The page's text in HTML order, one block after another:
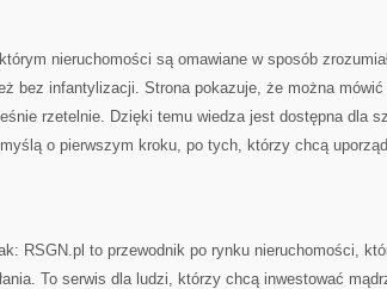
nieruchomości są omawiane w sposób
bez infantylizacji. Strona pokazuje, że można mówić
rzetelnie. Dzięki temu wiedza jest dostępna dla
o pierwszym kroku, po tych, którzy chcą
RSGN.pl to przewodnik po rynku nieruchomości,
To serwis dla ludzi, którzy chcą inwestować